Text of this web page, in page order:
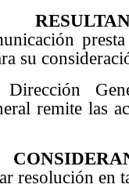
su
remite las
resolución en